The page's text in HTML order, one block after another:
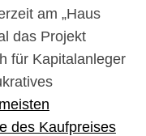
am „Haus
das Projekt
für Kapitalanleger
des Kaufpreises